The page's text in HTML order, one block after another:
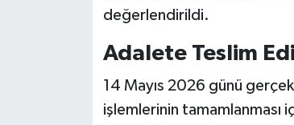
değerlendirildi.
Adalete Teslim
14 Mayıs 2026 günü
işlemlerinin tamamlanması